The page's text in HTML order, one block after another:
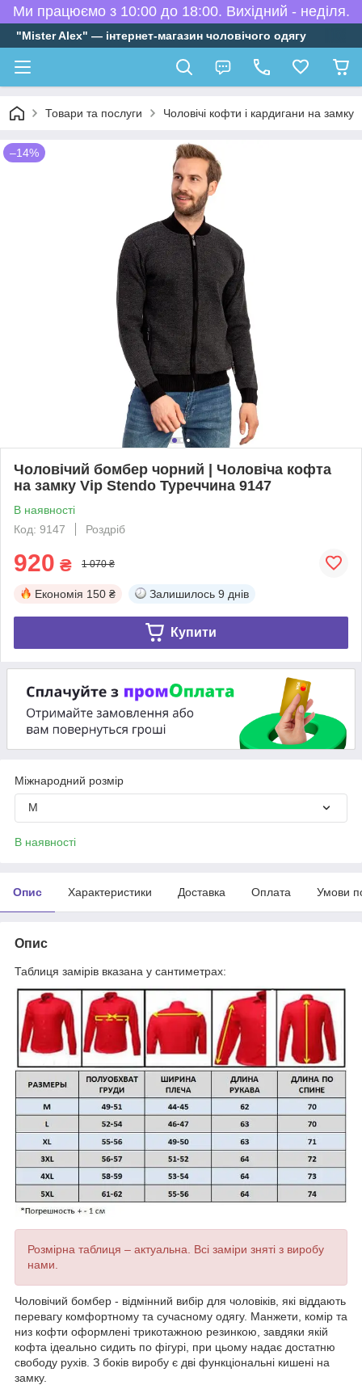
Ми працюємо з 10:00 до 18:00. Вихідний - неділя.
"Mister Alex" — інтернет-магазин чоловічого одягу
Товари та послуги Чоловічі кофти і кардигани на замку
–14%
Чоловічий бомбер чорний | Чоловіча кофта
на замку Vip Stendo Туреччина 9147
В наявності
Код: 9147
Роздріб
920 ₴ 1 070 ₴
Економія 150 ₴ Залишилось 9 днів
Купити
Міжнародний розмір
M
В наявності
Опис Характеристики Доставка Оплата Умови
Опис
Таблиця замірів вказана у сантиметрах:
Розмірна таблиця – актуальна. Всі заміри зняті з виробу
нами.
Чоловічий бомбер - відмінний вибір для чоловіків, які віддають
перевагу комфортному та сучасному одягу. Манжети, комір та
низ кофти оформлені трикотажною резинкою, завдяки якій
кофта ідеально сидить по фігурі, при цьому надає достатню
свободу рухів. З боків виробу є дві функціональні кишені на
замку.